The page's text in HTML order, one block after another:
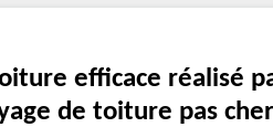
efficace réalisé
de toiture pas